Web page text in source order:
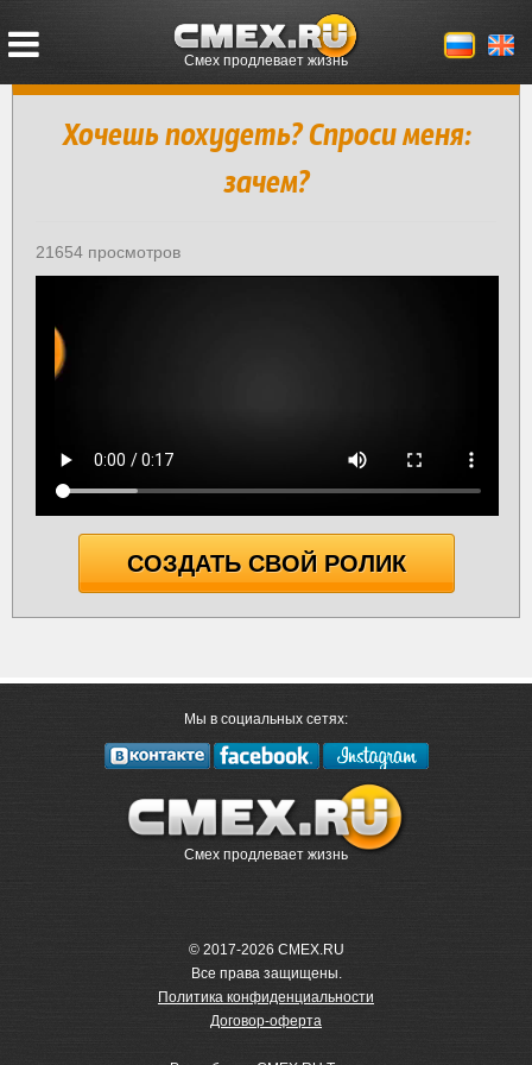
Смех продлевает жизнь
Хочешь похудеть? Спроси меня:
зачем?
21654 просмотров
СОЗДАТЬ СВОЙ РОЛИК
Мы в социальных сетях:
Смех продлевает жизнь
© 2017-2026 CMEX.RU
Все права защищены.
Политика конфиденциальности
Договор-оферта